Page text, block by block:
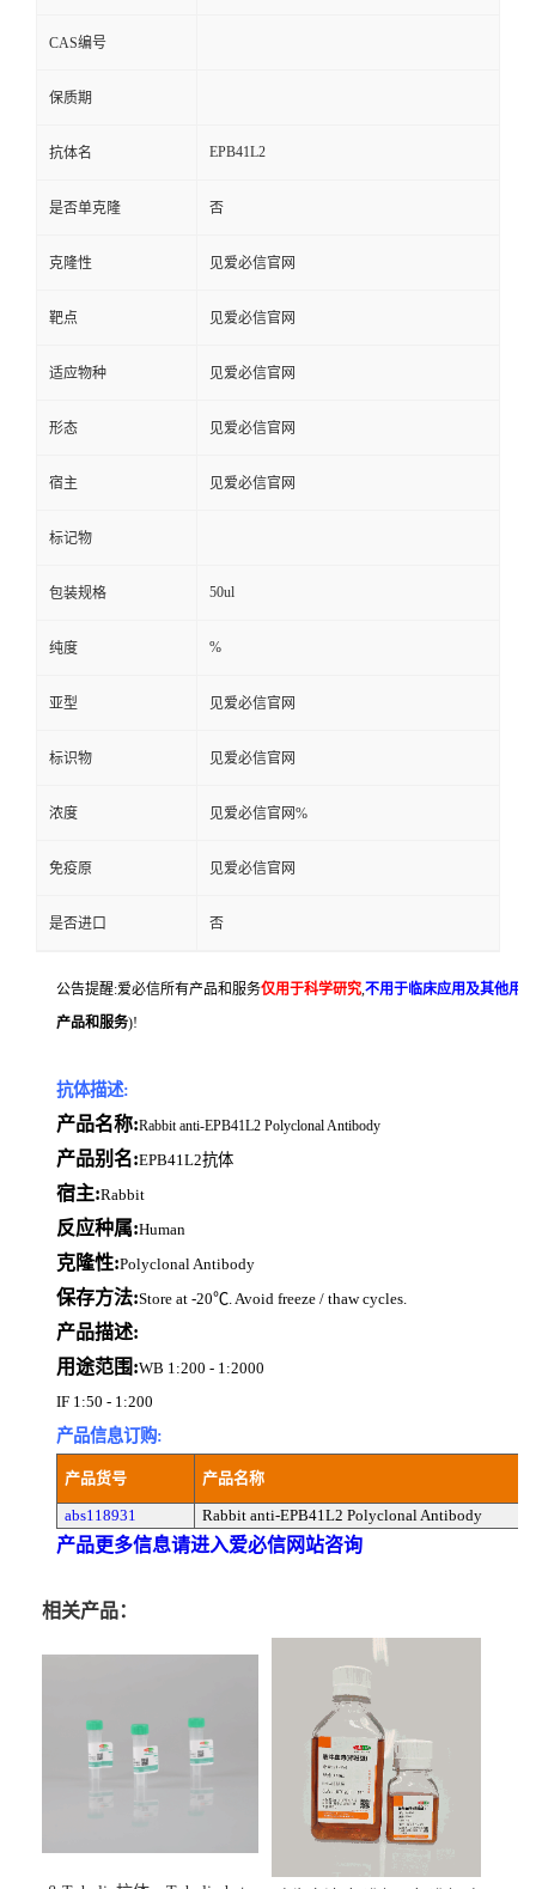
CAS编号
保质期
抗体名 EPB41L2
是否单克隆 否
克隆性 见爱必信官网
靶点 见爱必信官网
适应物种 见爱必信官网
形态 见爱必信官网
宿主 见爱必信官网
标记物
包装规格 50ul
纯度 %
亚型 见爱必信官网
标识物 见爱必信官网
浓度 见爱必信官网%
免疫原 见爱必信官网
是否进口 否
公告提醒:爱必信所有产品和服务仅用于科学研究,不用于临床应用及其他用
产品和服务)!
抗体描述:
产品名称:Rabbit anti-EPB41L2 Polyclonal Antibody
产品别名:EPB41L2抗体
宿主:Rabbit
反应种属:Human
克隆性:Polyclonal Antibody
保存方法:Store at -20℃. Avoid freeze / thaw cycles.
产品描述:
用途范围:WB 1:200 - 1:2000
IF 1:50 - 1:200
产品信息订购:
产品货号 产品名称
abs118931 Rabbit anti-EPB41L2 Polyclonal Antibody
产品更多信息请进入爱必信网站咨询
相关产品：